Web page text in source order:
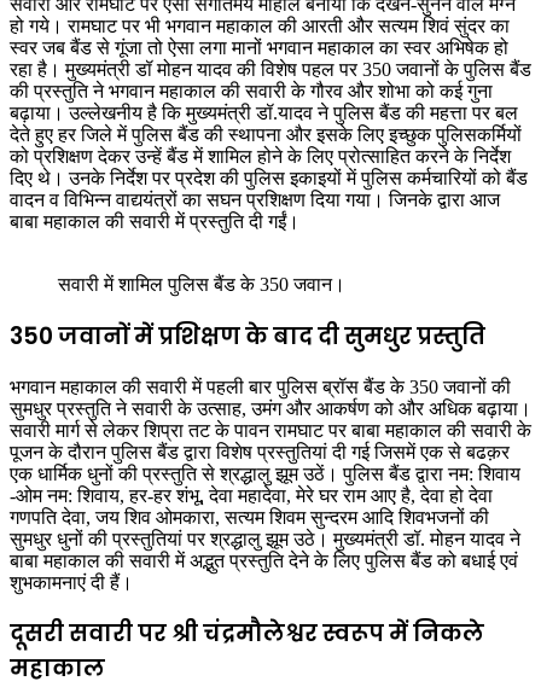
सवारी और रामघाट पर ऐसा संगीतमय माहौल बनाया कि देखने-सुनने वाले मग्न
हो गये। रामघाट पर भी भगवान महाकाल की आरती और सत्यम शिवं सुंदर का
स्वर जब बैंड से गूंजा तो ऐसा लगा मानों भगवान महाकाल का स्वर अभिषेक हो
रहा है। मुख्यमंत्री डॉ मोहन यादव की विशेष पहल पर 350 जवानों के पुलिस बैंड
की प्रस्तुति ने भगवान महाकाल की सवारी के गौरव और शोभा को कई गुना
बढ़ाया। उल्लेखनीय है कि मुख्यमंत्री डॉ.यादव ने पुलिस बैंड की महत्ता पर बल
देते हुए हर जिले में पुलिस बैंड की स्थापना और इसके लिए इच्छुक पुलिसकर्मियों
को प्रशिक्षण देकर उन्हें बैंड में शामिल होने के लिए प्रोत्साहित करने के निर्देश
दिए थे। उनके निर्देश पर प्रदेश की पुलिस इकाइयों में पुलिस कर्मचारियों को बैंड
वादन व विभिन्न वाद्ययंत्रों का सघन प्रशिक्षण दिया गया। जिनके द्वारा आज
बाबा महाकाल की सवारी में प्रस्तुति दी गईं।
सवारी में शामिल पुलिस बैंड के 350 जवान।
350 जवानों में प्रशिक्षण के बाद दी सुमधुर प्रस्तुति
भगवान महाकाल की सवारी में पहली बार पुलिस ब्रॉस बैंड के 350 जवानों की
सुमधुर प्रस्तुति ने सवारी के उत्साह, उमंग और आकर्षण को और अधिक बढ़ाया।
सवारी मार्ग से लेकर शिप्रा तट के पावन रामघाट पर बाबा महाकाल की सवारी के
पूजन के दौरान पुलिस बैंड द्वारा विशेष प्रस्तुतियां दी गई जिसमें एक से बढक़र
एक धार्मिक धुनों की प्रस्तुति से श्रद्धालु झूम उठें। पुलिस बैंड द्वारा नम: शिवाय
-ओम नम: शिवाय, हर-हर शंभू, देवा महादेवा, मेरे घर राम आए है, देवा हो देवा
गणपति देवा, जय शिव ओमकारा, सत्यम शिवम सुन्दरम आदि शिवभजनों की
सुमधुर धुनों की प्रस्तुतियां पर श्रद्धालु झूम उठे। मुख्यमंत्री डॉ. मोहन यादव ने
बाबा महाकाल की सवारी में अद्भुत प्रस्तुति देने के लिए पुलिस बैंड को बधाई एवं
शुभकामनाएं दी हैं।
दूसरी सवारी पर श्री चंद्रमौलेश्वर स्वरूप में निकले
महाकाल